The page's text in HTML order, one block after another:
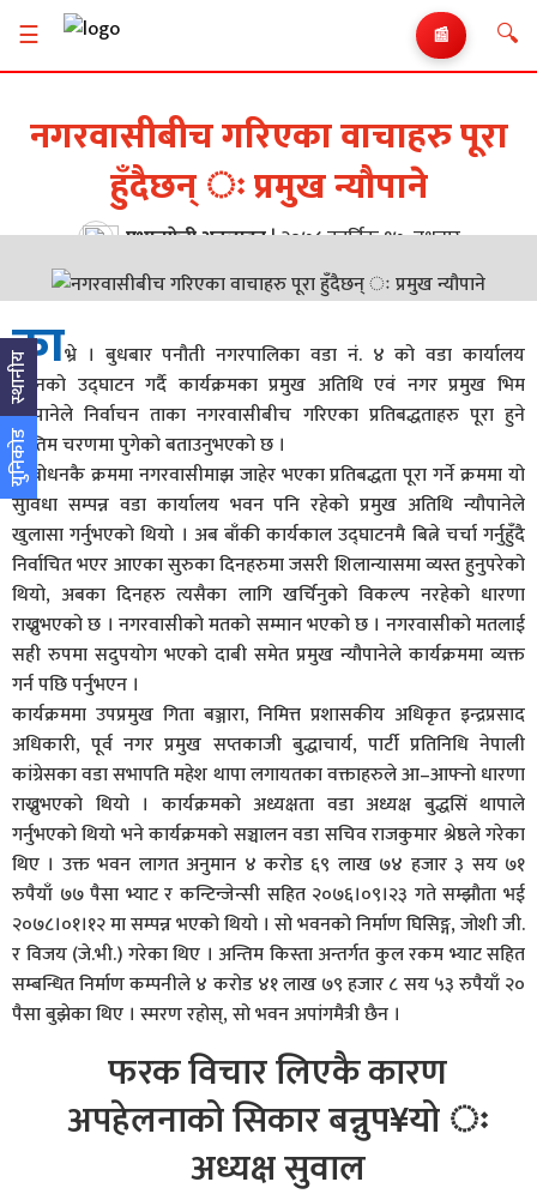
☰ 📰 🔍
युनिकोड
स्थानीय
नगरवासीबीच गरिएका वाचाहरु पूरा
हुँदैछन् ः प्रमुख न्यौपाने
प्रभातफेरी अनलाइन|२०७८ कार्तिक १७, बुधबार
काभ्रे । बुधबार पनौती नगरपालिका वडा नं. ४ को वडा कार्यालय
भवनको उद्घाटन गर्दै कार्यक्रमका प्रमुख अतिथि एवं नगर प्रमुख भिम
न्यौपानेले निर्वाचन ताका नगरवासीबीच गरिएका प्रतिबद्धताहरु पूरा हुने
अन्तिम चरणमा पुगेको बताउनुभएको छ ।
सम्बोधनकै क्रममा नगरवासीमाझ जाहेर भएका प्रतिबद्धता पूरा गर्ने क्रममा यो
सुविधा सम्पन्न वडा कार्यालय भवन पनि रहेको प्रमुख अतिथि न्यौपानेले
खुलासा गर्नुभएको थियो । अब बाँकी कार्यकाल उद्घाटनमै बित्ने चर्चा गर्नुहुँदै
निर्वाचित भएर आएका सुरुका दिनहरुमा जसरी शिलान्यासमा व्यस्त हुनुपरेको
थियो, अबका दिनहरु त्यसैका लागि खर्चिनुको विकल्प नरहेको धारणा
राख्नुभएको छ । नगरवासीको मतको सम्मान भएको छ । नगरवासीको मतलाई
सही रुपमा सदुपयोग भएको दाबी समेत प्रमुख न्यौपानेले कार्यक्रममा व्यक्त
गर्न पछि पर्नुभएन ।
कार्यक्रममा उपप्रमुख गिता बञ्जारा, निमित्त प्रशासकीय अधिकृत इन्द्रप्रसाद
अधिकारी, पूर्व नगर प्रमुख सप्तकाजी बुद्धाचार्य, पार्टी प्रतिनिधि नेपाली
कांग्रेसका वडा सभापति महेश थापा लगायतका वक्ताहरुले आ–आफ्नो धारणा
राख्नुभएको थियो । कार्यक्रमको अध्यक्षता वडा अध्यक्ष बुद्धसिं थापाले
गर्नुभएको थियो भने कार्यक्रमको सञ्चालन वडा सचिव राजकुमार श्रेष्ठले गरेका
थिए । उक्त भवन लागत अनुमान ४ करोड ६९ लाख ७४ हजार ३ सय ७१
रुपैयाँ ७७ पैसा भ्याट र कन्टिन्जेन्सी सहित २०७६।०९।२३ गते सम्झौता भई
२०७८।०१।१२ मा सम्पन्न भएको थियो । सो भवनको निर्माण घिसिङ्ग, जोशी जी.
र विजय (जे.भी.) गरेका थिए । अन्तिम किस्ता अन्तर्गत कुल रकम भ्याट सहित
सम्बन्धित निर्माण कम्पनीले ४ करोड ४१ लाख ७९ हजार ८ सय ५३ रुपैयाँ २०
पैसा बुझेका थिए । स्मरण रहोस्, सो भवन अपांगमैत्री छैन ।
फरक विचार लिएकै कारण
अपहेलनाको सिकार बन्नुप¥यो ः
अध्यक्ष सुवाल